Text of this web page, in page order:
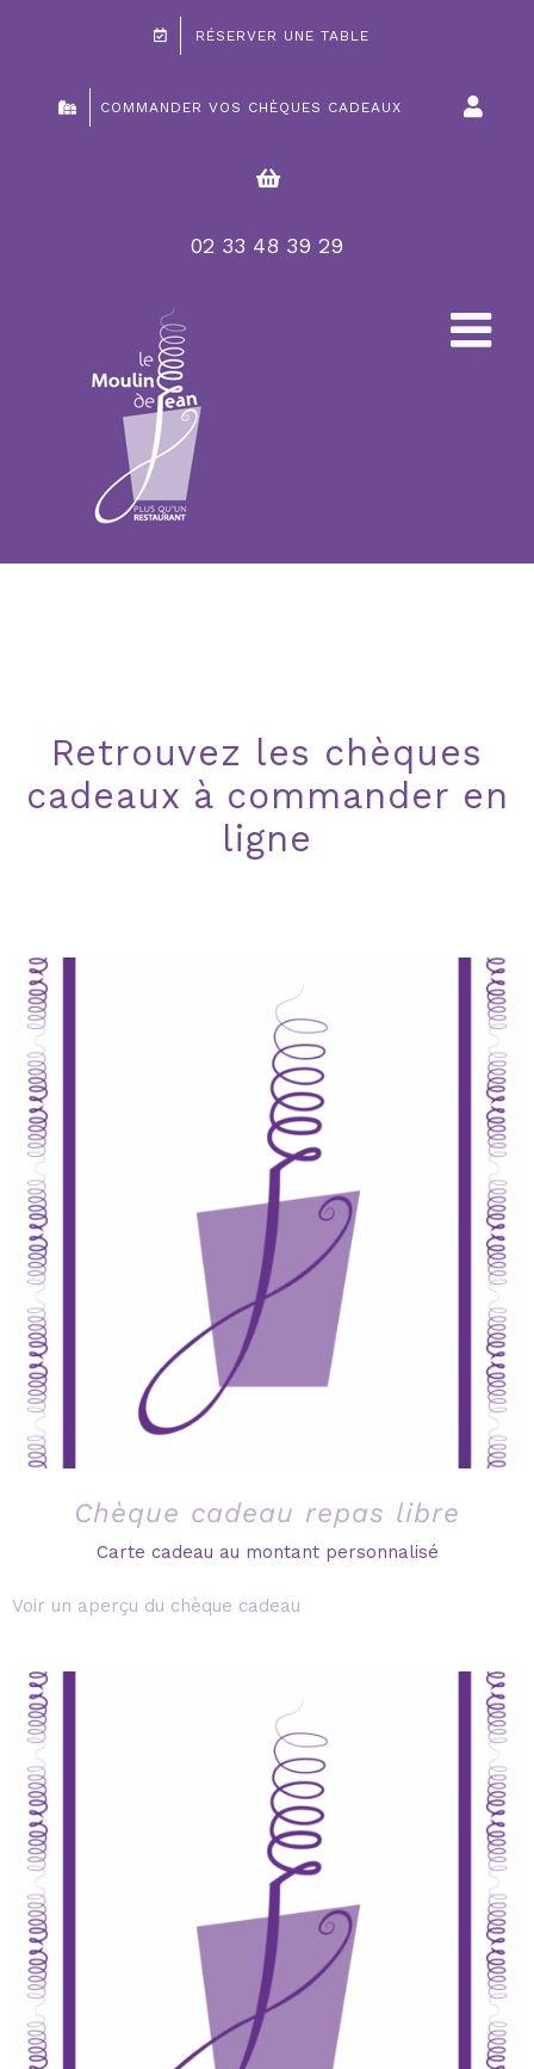
RÉSERVER UNE TABLE
COMMANDER VOS CHÈQUES CADEAUX
02 33 48 39 29
Retrouvez les chèques
cadeaux à commander en
ligne
Chèque cadeau repas libre
Carte cadeau au montant personnalisé
Voir un aperçu du chèque cadeau